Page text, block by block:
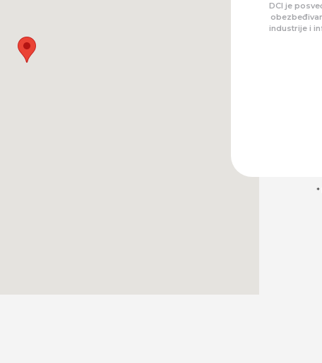
Please leave this field
DCI je
industrije i
*